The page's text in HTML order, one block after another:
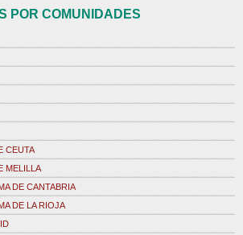
POR COMUNIDADES
CEUTA
MELILLA
DE CANTABRIA
DE LA RIOJA